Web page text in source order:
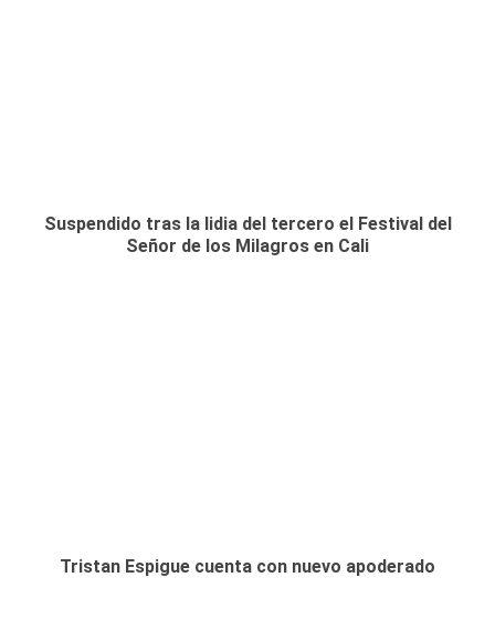
Suspendido tras la lidia del tercero el Festival del
Señor de los Milagros en Cali
Tristan Espigue cuenta con nuevo apoderado